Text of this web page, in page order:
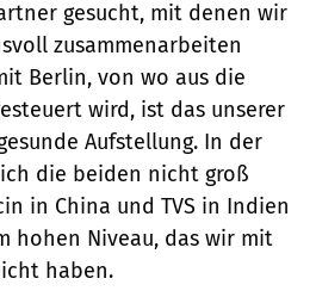
gesucht, mit denen wir
zusammenarbeiten
Berlin, von wo aus die
wird, ist das unserer
Aufstellung. In der
die beiden nicht groß
in China und TVS in Indien
hohen Niveau, das wir mit
haben.